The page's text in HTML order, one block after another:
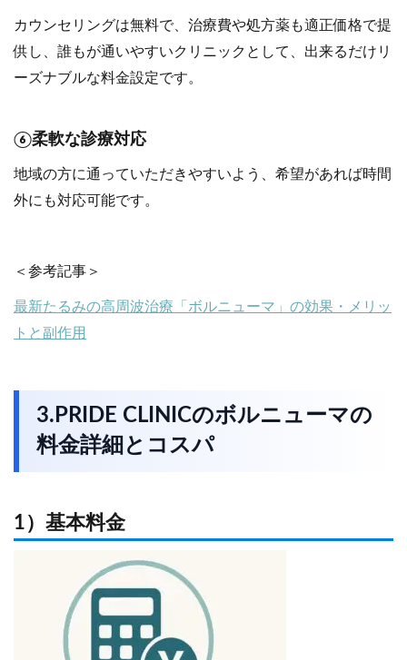
カウンセリングは無料で、治療費や処方薬も適正価格で提
供し、誰もが通いやすいクリニックとして、出来るだけリ
ーズナブルな料金設定です。
⑥柔軟な診療対応
地域の方に通っていただきやすいよう、希望があれば時間
外にも対応可能です。
＜参考記事＞
最新たるみの高周波治療「ボルニューマ」の効果・メリッ
トと副作用
3.PRIDE CLINICのボルニューマの
料金詳細とコスパ
1）基本料金